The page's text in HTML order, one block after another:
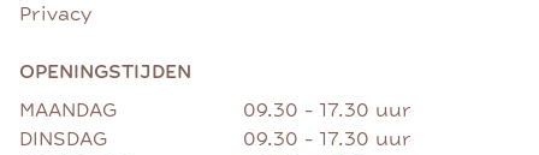
Privacy
OPENINGSTIJDEN
MAANDAG
09.30 - 17.30 uur
DINSDAG
09.30 - 17.30 uur